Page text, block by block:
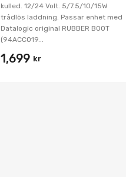
kulled. 12/24 Volt. 5/7.5/10/15W
trådlös laddning. Passar enhet med
Datalogic original RUBBER BOOT
(94ACC019...
1,699 kr